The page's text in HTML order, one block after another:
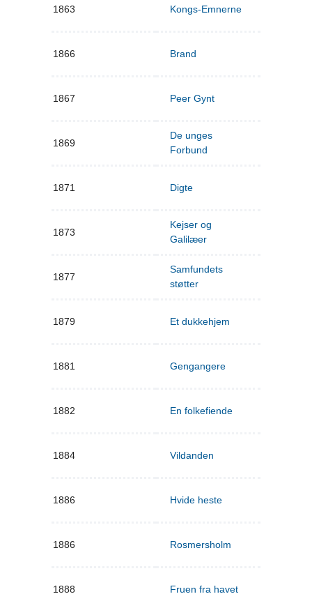
1863 Kongs-Emnerne
1866 Brand
1867 Peer Gynt
1869
De unges
Forbund
1871 Digte
1873
Kejser og
Galilæer
1877
Samfundets
støtter
1879 Et dukkehjem
1881 Gengangere
1882 En folkefiende
1884 Vildanden
1886 Hvide heste
1886 Rosmersholm
1888 Fruen fra havet